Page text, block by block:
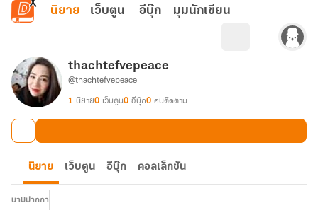
ข้ามไปยังเนื้อหาหลัก
นิยาย เว็บตูน อีบุ๊ก มุมนักเขียน
thachtefvepeace
@thachtefvepeace
1 นิยาย0 เว็บตูน0 อีบุ๊ก0 คนติดตาม
นิยาย เว็บตูน อีบุ๊ก คอลเล็กชัน
นามปากกา